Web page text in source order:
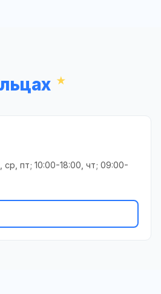
ср, пт; 10:00-18:00, чт; 09:00-